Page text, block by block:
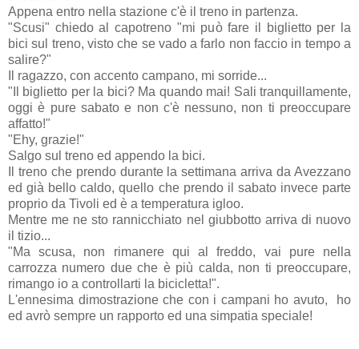
Appena entro nella stazione c'è il treno in partenza.
"Scusi" chiedo al capotreno "mi può fare il biglietto per la
bici sul treno, visto che se vado a farlo non faccio in tempo a
salire?"
Il ragazzo, con accento campano, mi sorride...
"Il biglietto per la bici? Ma quando mai! Sali tranquillamente,
oggi è pure sabato e non c'è nessuno, non ti preoccupare
affatto!"
"Ehy, grazie!"
Salgo sul treno ed appendo la bici.
Il treno che prendo durante la settimana arriva da Avezzano
ed già bello caldo, quello che prendo il sabato invece parte
proprio da Tivoli ed è a temperatura igloo.
Mentre me ne sto rannicchiato nel giubbotto arriva di nuovo
il tizio...
"Ma scusa, non rimanere qui al freddo, vai pure nella
carrozza numero due che è più calda, non ti preoccupare,
rimango io a controllarti la bicicletta!".
L'ennesima dimostrazione che con i campani ho avuto, ho
ed avrò sempre un rapporto ed una simpatia speciale!